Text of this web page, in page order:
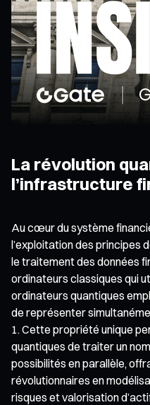
La révolution
l’infrastructure
Au cœur du système
l’exploitation des principes
le traitement des données
ordinateurs classiques qui
ordinateurs quantiques
de représenter
1. Cette propriété unique
quantiques de traiter un
possibilités en parallèle,
révolutionnaires en
risques et valorisation